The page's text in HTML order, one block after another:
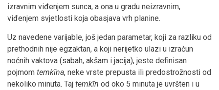
izravnim viđenjem sunca, a ona u gradu neizravnim,
viđenjem svjetlosti koja obasjava vrh planine.
Uz navedene varijable, još jedan parametar, koji za razliku od
prethodnih nije egzaktan, a koji nerijetko ulazi u izračun
noćnih vaktova (sabah, akšam i jacija), jeste definisan
pojmom temkīna, neke vrste prepusta ili predostrožnosti od
nekoliko minuta. Taj temkīn od oko 5 minuta je uvršten i u